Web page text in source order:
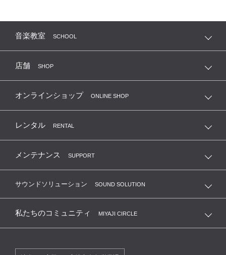
音楽教室 SCHOOL
店舗 SHOP
オンラインショップ ONLINE SHOP
レンタル RENTAL
メンテナンス SUPPORT
サウンドソリューション SOUND SOLUTION
私たちのコミュニティ MIYAJI CIRCLE